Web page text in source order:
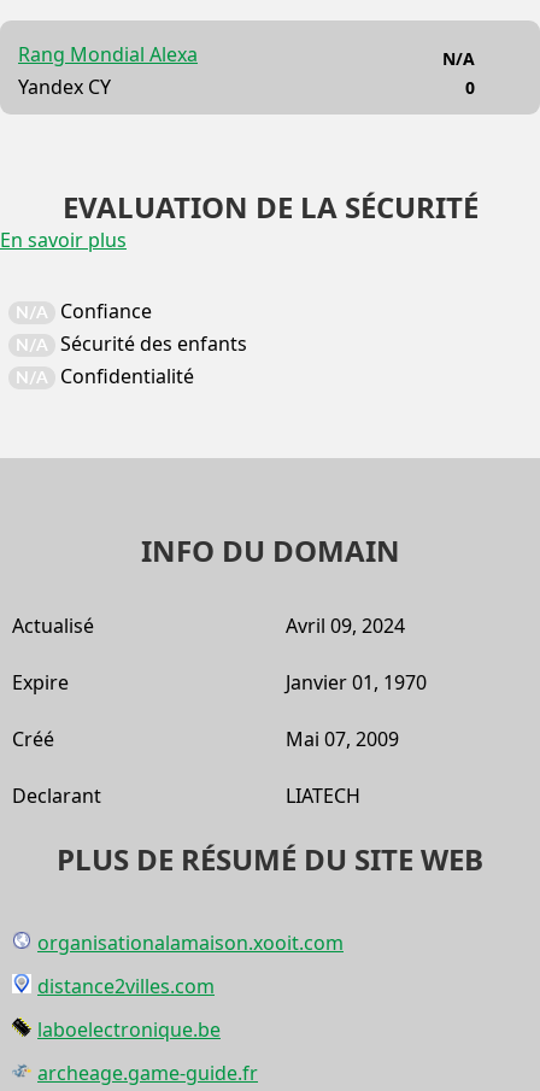
Rang Mondial Alexa
Yandex CY
N/A
0
EVALUATION DE LA SÉCURITÉ
En savoir plus
N/A Confiance
N/A Sécurité des enfants
N/A Confidentialité
INFO DU DOMAIN
Actualisé Avril 09, 2024
Expire Janvier 01, 1970
Créé Mai 07, 2009
Declarant LIATECH
PLUS DE RÉSUMÉ DU SITE WEB
organisationalamaison.xooit.com
distance2villes.com
laboelectronique.be
archeage.game-guide.fr